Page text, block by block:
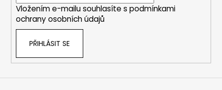
r
v
i
Vložením e-mailu souhlasíte s podmínkami
ochrany osobních údajů
PŘIHLÁSIT SE